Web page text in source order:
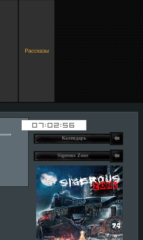
Рассказы
Календарь
Sigerous Zone